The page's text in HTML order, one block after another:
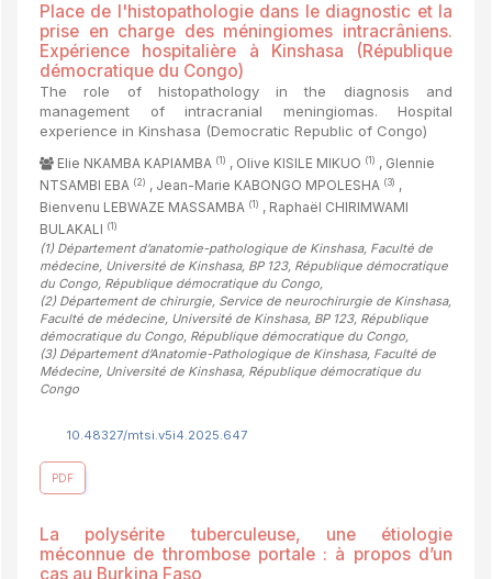
Place de l'histopathologie dans le diagnostic et la
prise en charge des méningiomes intracrâniens.
Expérience hospitalière à Kinshasa (République
démocratique du Congo)
The role of histopathology in the diagnosis and
management of intracranial meningiomas. Hospital
experience in Kinshasa (Democratic Republic of Congo)
Elie NKAMBA KAPIAMBA (1) , Olive KISILE MIKUO (1) , Glennie
NTSAMBI EBA (2) , Jean-Marie KABONGO MPOLESHA (3) ,
Bienvenu LEBWAZE MASSAMBA (1) , Raphaël CHIRIMWAMI
BULAKALI (1)
(1) Département d’anatomie-pathologique de Kinshasa, Faculté de
médecine, Université de Kinshasa, BP 123, République démocratique
du Congo, République démocratique du Congo,
(2) Département de chirurgie, Service de neurochirurgie de Kinshasa,
Faculté de médecine, Université de Kinshasa, BP 123, République
démocratique du Congo, République démocratique du Congo,
(3) Département d’Anatomie-Pathologique de Kinshasa, Faculté de
Médecine, Université de Kinshasa, République démocratique du
Congo
10.48327/mtsi.v5i4.2025.647
PDF
La polysérite tuberculeuse, une étiologie
méconnue de thrombose portale : à propos d’un
cas au Burkina Faso